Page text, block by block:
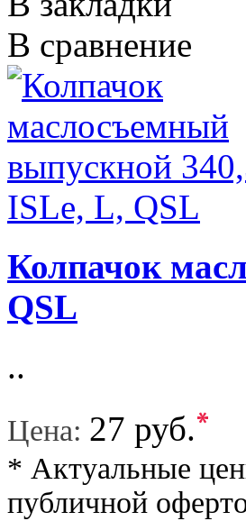
В сравнение
Колпачок
QSL
..
Цена: 27 руб.*
* Актуальные
публичной